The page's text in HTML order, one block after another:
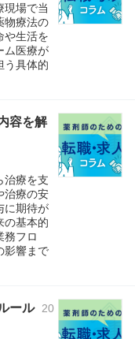
現場で当
物療法の
や生活を
ム医療が
う具体的
容を解
治療を支
治療の安
に期待が
の基本的
務フロ
影響まで
ール
20